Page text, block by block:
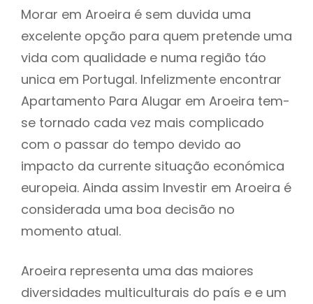
Morar em Aroeira é sem duvida uma
excelente opção para quem pretende uma
vida com qualidade e numa região táo
unica em Portugal. Infelizmente encontrar
Apartamento Para Alugar em Aroeira tem-
se tornado cada vez mais complicado
com o passar do tempo devido ao
impacto da currente situação económica
europeia. Ainda assim Investir em Aroeira é
considerada uma boa decisão no
momento atual.
Aroeira representa uma das maiores
diversidades multiculturais do país e e um